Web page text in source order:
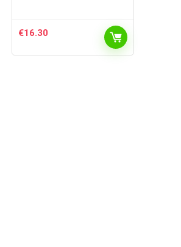
€16.30